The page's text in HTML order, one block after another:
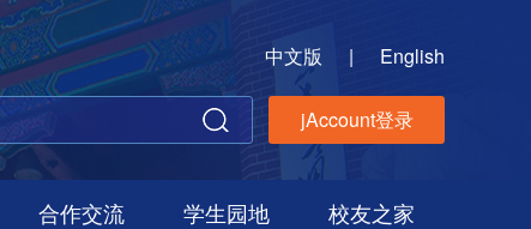
中文版 | English
jAccount登录
合作交流 学生园地 校友之家